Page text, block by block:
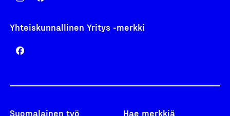
Yhteiskunnallinen Yritys -merkki
Suomalainen työ Hae merkkiä